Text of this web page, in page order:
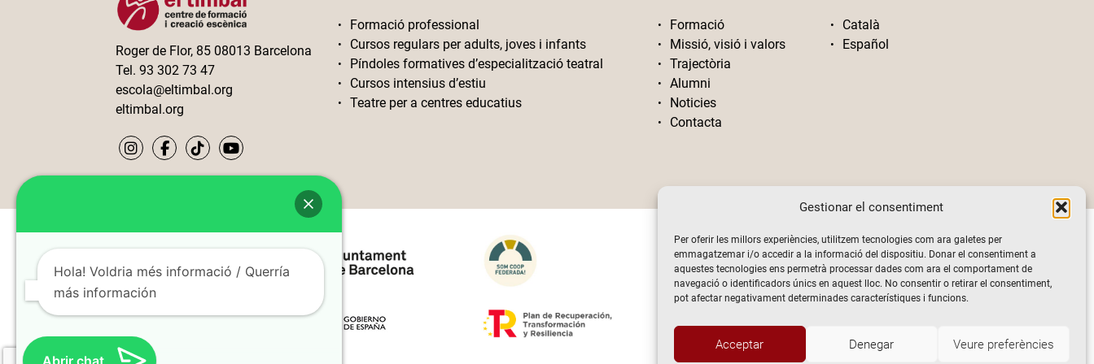
Gestionar el consentiment
Per oferir les millors experiències, utilitzem tecnologies com ara galetes per
emmagatzemar i/o accedir a la informació del dispositiu. Donar el consentiment a
aquestes tecnologies ens permetrà processar dades com ara el comportament de
navegació o identificadors únics en aquest lloc. No consentir o retirar el consentiment,
pot afectar negativament determinades característiques i funcions.
Acceptar Denegar Veure preferències
Roger de Flor, 85 08013 Barcelona
Tel. 93 302 73 47
escola@eltimbal.org
eltimbal.org
Formació professional
Cursos regulars per adults, joves i infants
Píndoles formatives d’especialització teatral
Cursos intensius d’estiu
Teatre per a centres educatius
Formació
Missió, visió i valors
Trajectòria
Alumni
Noticies
Contacta
Català
Español
Hola! Voldria més informació / Querría
más información
Abrir chat